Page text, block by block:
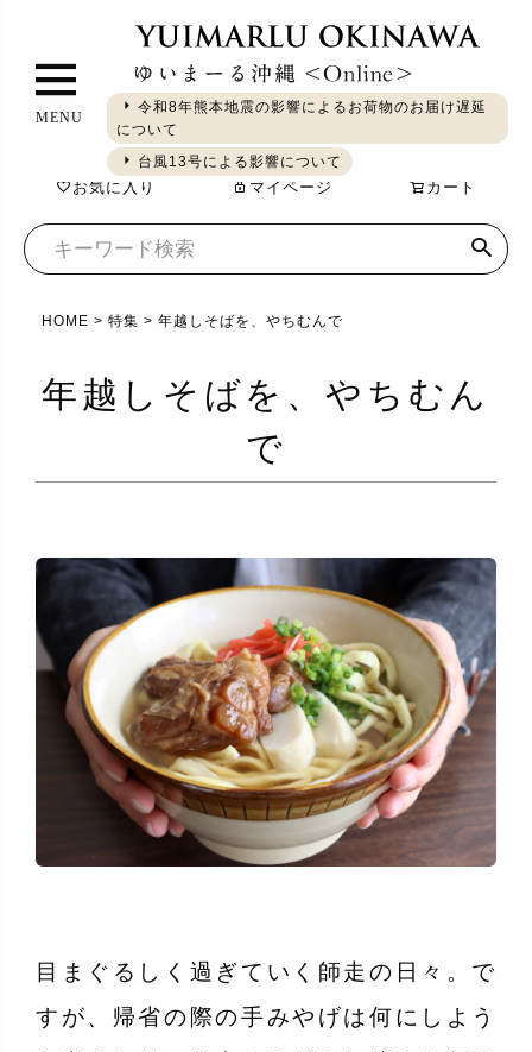
MENU
令和8年熊本地震の影響によるお荷物のお届け遅延
について
台風13号による影響について
やちむん 琉球ガラス シーサー 染織 食品
お気に入り マイページ カート
HOME 特集 年越しそばを、やちむんで
年越しそばを、やちむん
で
目まぐるしく過ぎていく師走の日々。で
すが、帰省の際の手みやげは何にしよう
ジ
へ